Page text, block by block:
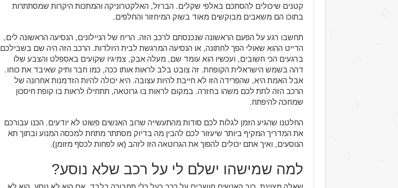
קטנים שיכולים להסתכם באלפי שקלים. הברזל, האלקטרוניקה והמתכות היקרות שמסתתרות
בתוכו הם משאבים מבוקשים מאוד בשוק המיחזור והחלפים.
תחשבו רגע על הפעם הראשונה שנכנסתם לרכב הזה. הריח של הניילונים, הנסיעה הראשונה לים,
הדייט ההוא שאולי הפך לחתונה, או הנסיעה המרגשת לבית היולדות. הרכב הזה היה שם בשבילכם
ברגעים הכי חשובים, ועכשיו הוא עומד שם, מעלה אבק, צמיגיו שקועים באספלט והצבע שלו
דהה בשמש הישראלית הקופחת. זה צובט בלב לראות אותו ככה, כמו חבר ותיק שאיבד את כוחו.
אבל האמת היא, שהפרידה הזו לא חייבת להיות עצובה. היא יכולה להיות הזדמנות אחרונה של
הרכב הזה לתת לכם משהו בחזרה. במקום לראות בו גרוטאה, תתחילו לראות בו קופת חיסכון
שמחכה להיפתח.
החלטנו שהגיע הזמן לגלות לכם סודות מהתעשייה שרוב האנשים פשוט לא יודעים. הכנו עבורכם
את המדריך המקיף ביותר שיעזור לכם להבין מה בדיוק מסתתר מתחת למכסה המנוע ובתוך תא
הנוסעים, ואיך אתם יכולים להפוך את הגרוטאה הזו לזהב (או לפחות לכסף מזומן).
למה שמישהו ישלם לי על רכב שלא נוסע?